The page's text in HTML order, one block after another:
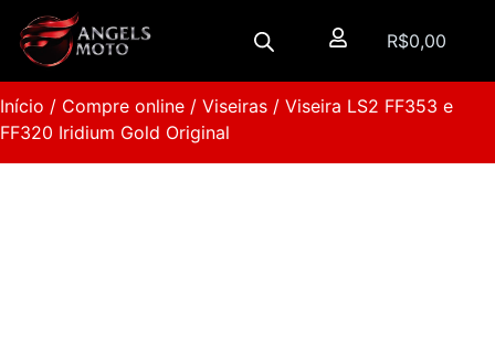
R$0,00
Início / Compre online / Viseiras / Viseira LS2 FF353 e
FF320 Iridium Gold Original